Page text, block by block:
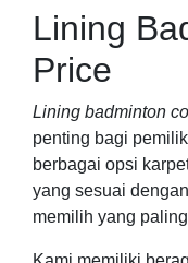
Lining
Price
Lining badminton
penting bagi
berbagai opsi
yang sesuai
memilih yang